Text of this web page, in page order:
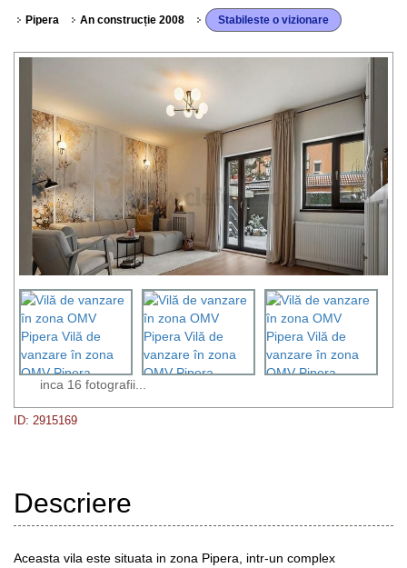
Pipera An construcție 2008 Stabileste o vizionare
inca 16 fotografii...
ID: 2915169
Descriere
Aceasta vila este situata in zona Pipera, intr-un complex